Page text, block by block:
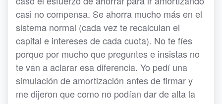
casi no compensa. Se ahorra mucho más en el
sistema normal (cada vez te recalculan el
capital e intereses de cada cuota). No te fíes
porque por mucho que preguntes e insistas no
te van a aclarar esa diferencia. Yo pedí una
simulación de amortización antes de firmar y
me dijeron que como no podían dar de alta la